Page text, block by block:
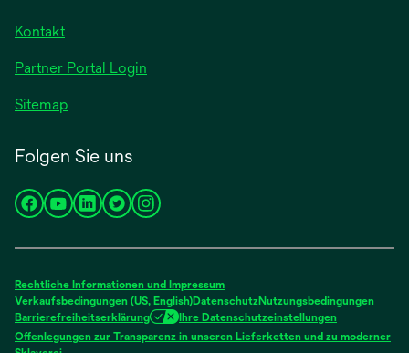
Kontakt
Partner Portal Login
Sitemap
Folgen Sie uns
wird
neuen
Registerkarte
geöffnet
wird
neuen
Registerkarte
geöffnet
wird
neuen
Registerkarte
geöffnet
wird
neuen
Registerkarte
geöffnet
wird
neuen
Registerkarte
geöffnet
Rechtliche Informationen und Impressum
Verkaufsbedingungen (US, English)DatenschutzNutzungsbedingungen
Barrierefreiheitserklärung
Ihre Datenschutzeinstellungen
Offenlegungen zur Transparenz in unseren Lieferketten und zu moderner